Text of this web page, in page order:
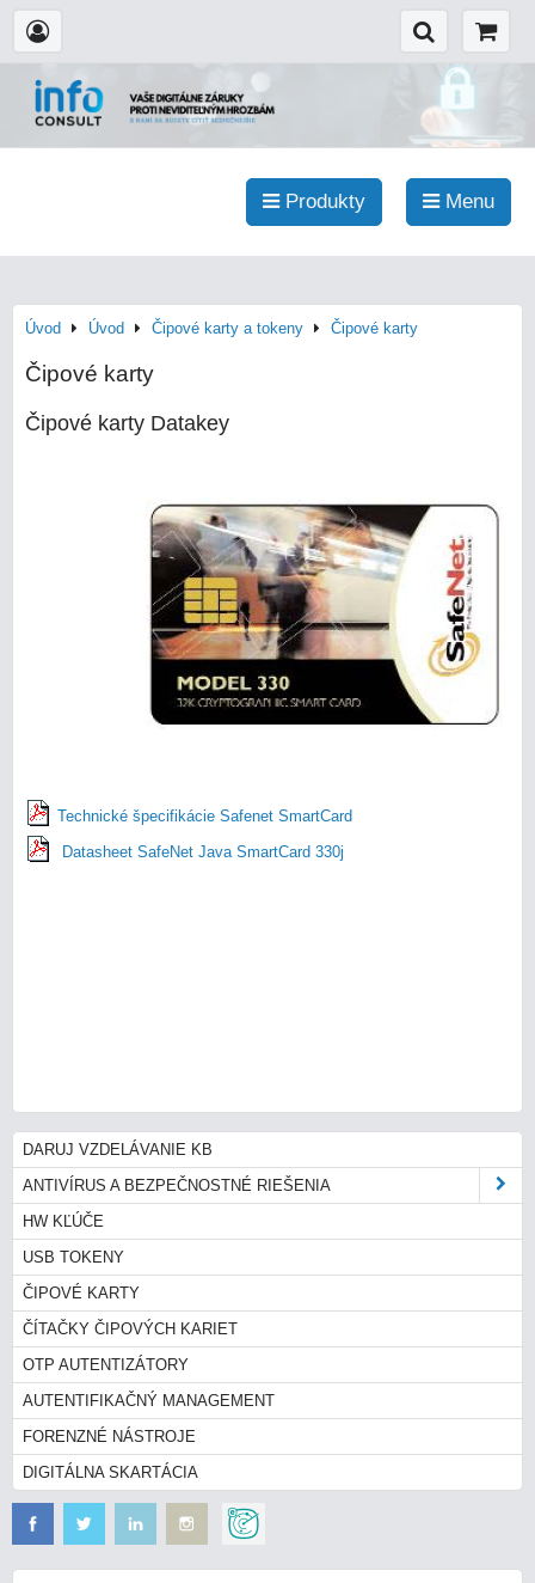
Produkty Menu
Úvod Úvod Čipové karty a tokeny Čipové karty
Čipové karty
Čipové karty Datakey
Technické špecifikácie Safenet SmartCard
Datasheet SafeNet Java SmartCard 330j
DARUJ VZDELÁVANIE KB
ANTIVÍRUS A BEZPEČNOSTNÉ RIEŠENIA
HW KĽÚČE
USB TOKENY
ČIPOVÉ KARTY
ČÍTAČKY ČIPOVÝCH KARIET
OTP AUTENTIZÁTORY
AUTENTIFIKAČNÝ MANAGEMENT
FORENZNÉ NÁSTROJE
DIGITÁLNA SKARTÁCIA